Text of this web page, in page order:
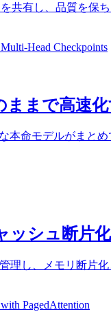
を共有し、品質
Head Checkpoints
ままで高速
本命モデルがま
シュ断片
理し、メモリ断
PagedAttention